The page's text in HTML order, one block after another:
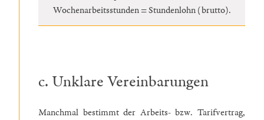
Wochenarbeitsstunden = Stundenlohn (brutto).
c. Unklare Vereinbarungen
Manchmal bestimmt der Arbeits- bzw. Tarifvertrag,